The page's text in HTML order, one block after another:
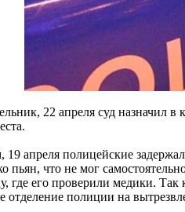
22 апреля суд назначил
19 апреля полицейские
пьян, что не мог
где его проверили медики.
отделение полиции на